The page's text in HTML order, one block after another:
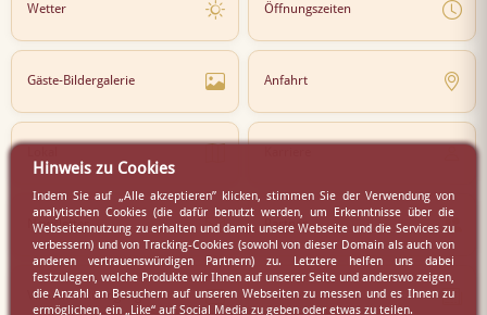
Wetter Öffnungszeiten
Gäste-Bildergalerie Anfahrt
Newsletter Partner
Virtueller Rundgang Presse
Hinweis zu Cookies
Indem Sie auf „Alle akzeptieren” klicken, stimmen Sie der Verwendung von
analytischen Cookies (die dafür benutzt werden, um Erkenntnisse über die
Webseitennutzung zu erhalten und damit unsere Webseite und die Services zu
verbessern) und von Tracking-Cookies (sowohl von dieser Domain als auch von
anderen vertrauenswürdigen Partnern) zu. Letztere helfen uns dabei
festzulegen, welche Produkte wir Ihnen auf unserer Seite und anderswo zeigen,
die Anzahl an Besuchern auf unseren Webseiten zu messen und es Ihnen zu
ermöglichen, ein „Like“ auf Social Media zu geben oder etwas zu teilen.